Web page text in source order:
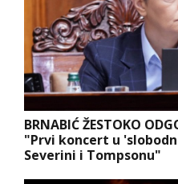
BRNABIĆ ŽESTOKO
"Prvi koncert u
Severini i Tompsonu"